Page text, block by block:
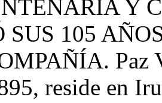
Y
SUS 105
Paz
reside en